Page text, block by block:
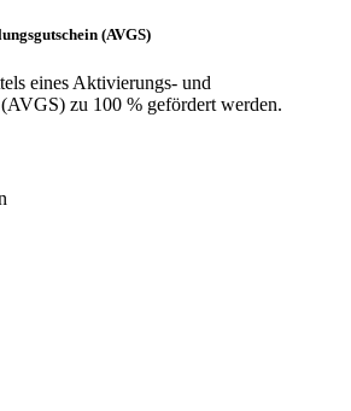
(AVGS)
eines Aktivierungs- und
zu 100 % gefördert werden.